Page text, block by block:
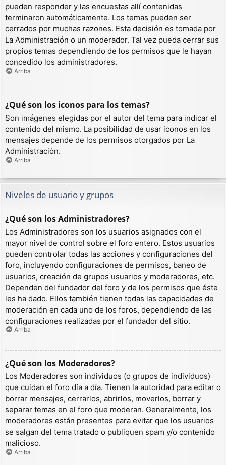
pueden responder y las encuestas allí contenidas
terminaron automáticamente. Los temas pueden ser
cerrados por muchas razones. Esta decisión es tomada por
La Administración o un moderador. Tal vez pueda cerrar sus
propios temas dependiendo de los permisos que le hayan
concedido los administradores.
Arriba
¿Qué son los iconos para los temas?
Son imágenes elegidas por el autor del tema para indicar el
contenido del mismo. La posibilidad de usar iconos en los
mensajes depende de los permisos otorgados por La
Administración.
Arriba
Niveles de usuario y grupos
¿Qué son los Administradores?
Los Administradores son los usuarios asignados con el
mayor nivel de control sobre el foro entero. Estos usuarios
pueden controlar todas las acciones y configuraciones del
foro, incluyendo configuraciones de permisos, baneo de
usuarios, creación de grupos usuarios y moderadores, etc.
Dependen del fundador del foro y de los permisos que éste
les ha dado. Ellos también tienen todas las capacidades de
moderación en cada uno de los foros, dependiendo de las
configuraciones realizadas por el fundador del sitio.
Arriba
¿Qué son los Moderadores?
Los Moderadores son individuos (o grupos de individuos)
que cuidan el foro día a día. Tienen la autoridad para editar o
borrar mensajes, cerrarlos, abrirlos, moverlos, borrar y
separar temas en el foro que moderan. Generalmente, los
moderadores están presentes para evitar que los usuarios
se salgan del tema tratado o publiquen spam y/o contenido
malicioso.
Arriba